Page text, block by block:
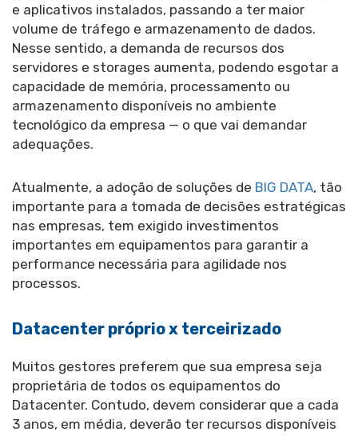
e aplicativos instalados, passando a ter maior
volume de tráfego e armazenamento de dados.
Nesse sentido, a demanda de recursos dos
servidores e storages aumenta, podendo esgotar a
capacidade de memória, processamento ou
armazenamento disponíveis no ambiente
tecnológico da empresa — o que vai demandar
adequações.
Atualmente, a adoção de soluções de BIG DATA, tão
importante para a tomada de decisões estratégicas
nas empresas, tem exigido investimentos
importantes em equipamentos para garantir a
performance necessária para agilidade nos
processos.
Datacenter próprio x terceirizado
Muitos gestores preferem que sua empresa seja
proprietária de todos os equipamentos do
Datacenter. Contudo, devem considerar que a cada
3 anos, em média, deverão ter recursos disponíveis